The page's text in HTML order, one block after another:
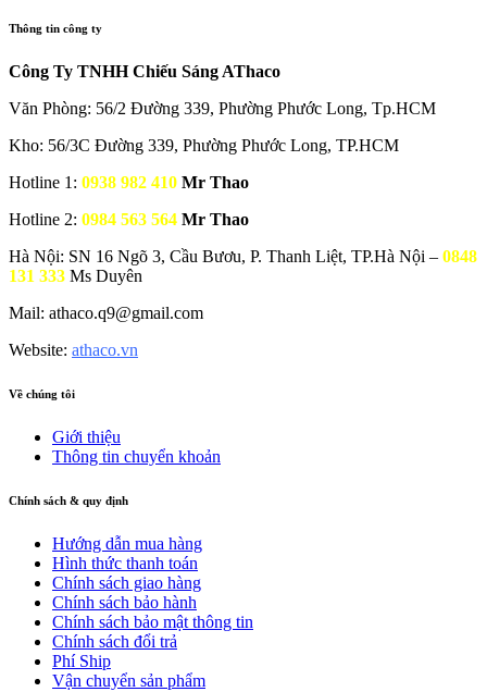
Thông tin công ty
Công Ty TNHH Chiếu Sáng AThaco
Văn Phòng: 56/2 Đường 339, Phường Phước Long, Tp.HCM
Kho: 56/3C Đường 339, Phường Phước Long, TP.HCM
Hotline 1: 0938 982 410 Mr Thao
Hotline 2: 0984 563 564 Mr Thao
Hà Nội: SN 16 Ngõ 3, Cầu Bươu, P. Thanh Liệt, TP.Hà Nội – 0848
131 333 Ms Duyên
Mail: athaco.q9@gmail.com
Website: athaco.vn
Về chúng tôi
Giới thiệu
Thông tin chuyển khoản
Chính sách & quy định
Hướng dẫn mua hàng
Hình thức thanh toán
Chính sách giao hàng
Chính sách bảo hành
Chính sách bảo mật thông tin
Chính sách đổi trả
Phí Ship
Vận chuyển sản phẩm